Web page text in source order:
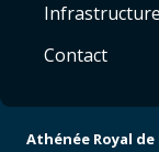
Contact
Athénée Royal